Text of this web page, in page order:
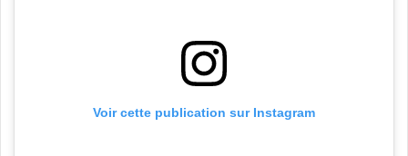
Voir cette publication sur Instagram